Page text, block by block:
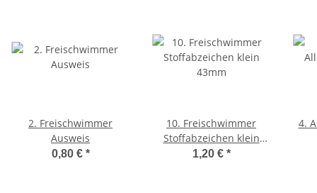
2. Freischwimmer
Ausweis
0,80 € *
10. Freischwimmer
Stoffabzeichen klein
43mm
1,20 € *
4.